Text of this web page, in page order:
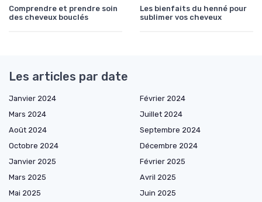
Comprendre et prendre soin
des cheveux bouclés
Les bienfaits du henné pour
sublimer vos cheveux
Les articles par date
Janvier 2024
Février 2024
Mars 2024
Juillet 2024
Août 2024
Septembre 2024
Octobre 2024
Décembre 2024
Janvier 2025
Février 2025
Mars 2025
Avril 2025
Mai 2025
Juin 2025